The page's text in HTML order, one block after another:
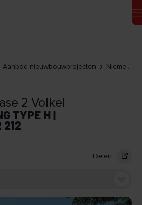
Aanbod nieuwbouwprojecten Niemeskant fase 2 Volkel
2 Volkel
TYPE H |
212
Delen